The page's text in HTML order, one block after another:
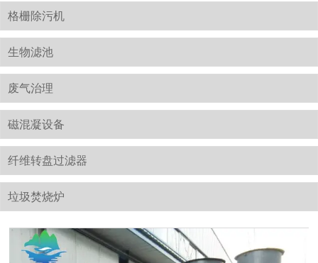
格栅除污机
生物滤池
废气治理
磁混凝设备
纤维转盘过滤器
垃圾焚烧炉